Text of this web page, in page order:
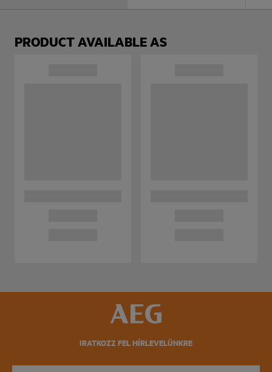
PRODUCT AVAILABLE AS
IRATKOZZ FEL HÍRLEVELÜNKRE